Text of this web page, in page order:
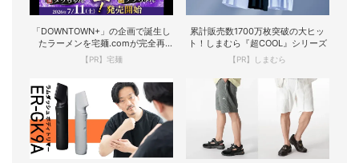
「DOWNTOWN+」の企画で誕生し
たラーメンを宅麺.comが完全再
現！
【PR】宅麺
累計販売数1700万枚突破の大ヒッ
ト！しまむら『超COOL』シリーズ
【PR】しまむら